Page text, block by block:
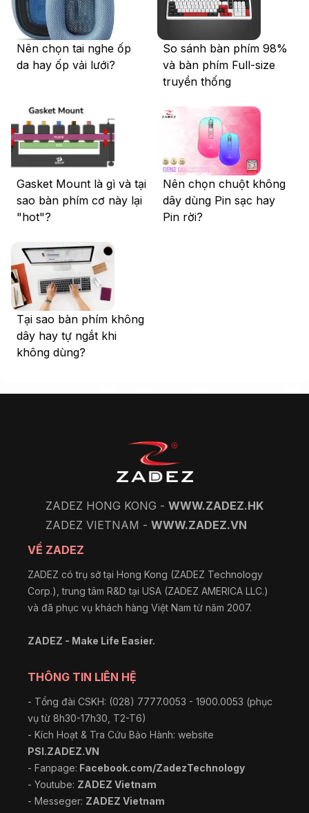
Nên chọn tai nghe ốp
da hay ốp vải lưới?
So sánh bàn phím 98%
và bàn phím Full-size
truyền thống
Gasket Mount là gì và tại
sao bàn phím cơ này lại
"hot"?
Nên chọn chuột không
dây dùng Pin sạc hay
Pin rời?
Tại sao bàn phím không
dây hay tự ngắt khi
không dùng?
ZADEZ HONG KONG - WWW.ZADEZ.HK
ZADEZ VIETNAM - WWW.ZADEZ.VN
VỀ ZADEZ
ZADEZ có trụ sở tại Hong Kong (ZADEZ Technology
Corp.), trung tâm R&D tại USA (ZADEZ AMERICA LLC.)
và đã phục vụ khách hàng Việt Nam từ năm 2007.
ZADEZ - Make Life Easier.
THÔNG TIN LIÊN HỆ
- Tổng đài CSKH: (028) 7777.0053 - 1900.0053 (phục
vụ từ 8h30-17h30, T2-T6)
- Kích Hoạt & Tra Cứu Bảo Hành: website
PSI.ZADEZ.VN
- Fanpage: Facebook.com/ZadezTechnology
- Youtube: ZADEZ Vietnam
- Messeger: ZADEZ Vietnam